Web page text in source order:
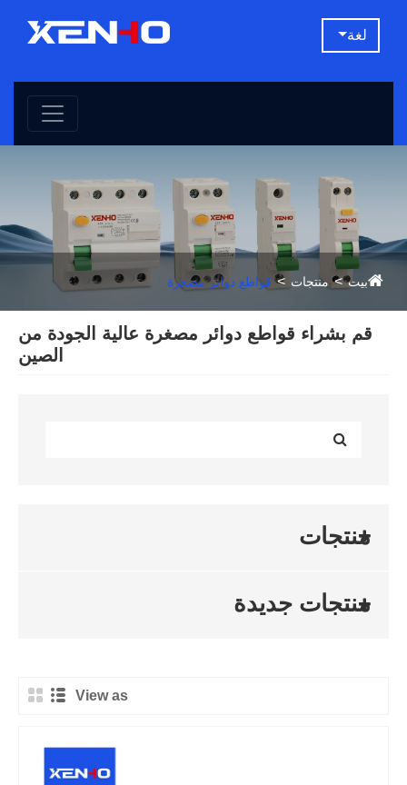
لغة
بيت منتجات قواطع دوائر مصغرة
قم بشراء قواطع دوائر مصغرة عالية الجودة من
الصين
منتجات
منتجات جديدة
View as